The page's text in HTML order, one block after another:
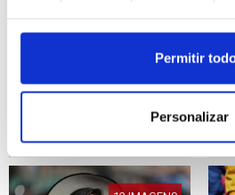
Permitir
Personalizar
dedicada ao deus Xiva
Data: 03/08/2026 09:00 ID:
12 IMAGENS